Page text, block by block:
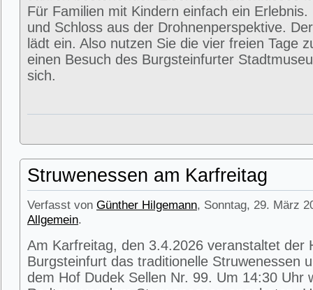
Für Familien mit Kindern einfach ein
und Schloss aus der Drohnenperspektive.
lädt ein. Also nutzen Sie die vier freien Tage
einen Besuch des Burgsteinfurter
sich.
Struwenessen am Karfreitag
Verfasst von Günther Hilgemann, Sonntag, 29. März
Allgemein.
Am Karfreitag, den 3.4.2026 veranstaltet der
Burgsteinfurt das traditionelle Struwenessen
dem Hof Dudek Sellen Nr. 99. Um 14:30 Uhr